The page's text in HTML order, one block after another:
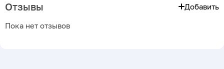
Отзывы Добавить
Пока нет отзывов